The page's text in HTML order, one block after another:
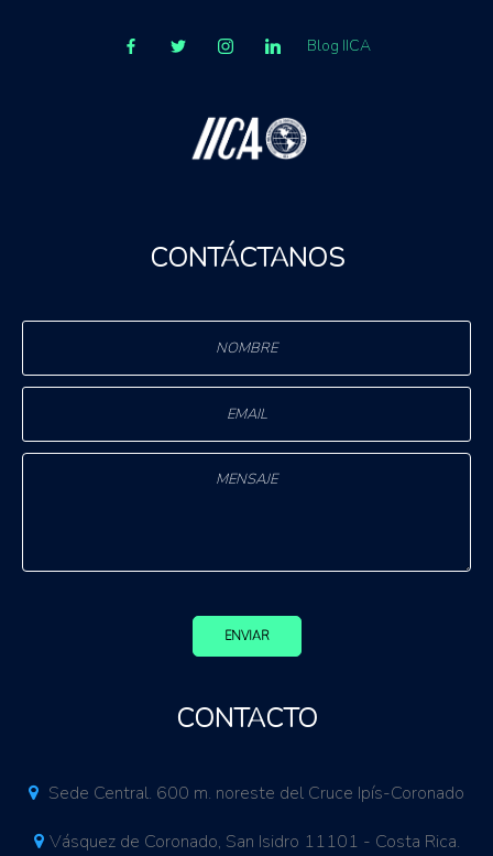
Blog IICA
CONTÁCTANOS
ENVIAR
CONTACTO
Sede Central. 600 m. noreste del Cruce Ipís-Coronado
Vásquez de Coronado, San Isidro 11101 - Costa Rica.